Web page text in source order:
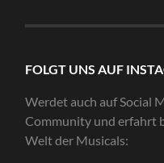
FOLGT UNS AUF
Werdet auch auf Social
Community und erfahrt
Welt der Musicals: